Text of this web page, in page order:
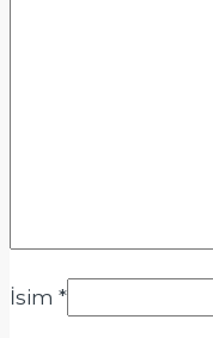
İsim *